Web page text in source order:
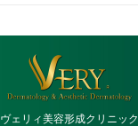
ヴェリィ美容形成クリニック